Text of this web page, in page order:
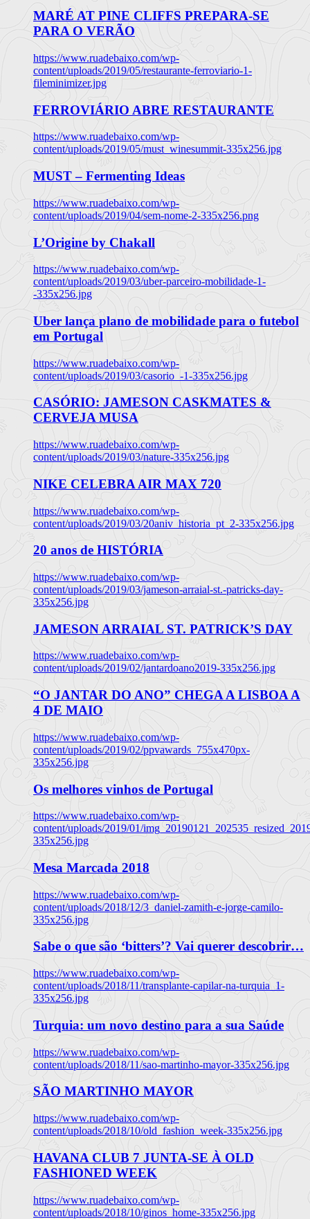
MARÉ AT PINE CLIFFS PREPARA-SE
PARA O VERÃO
https://www.ruadebaixo.com/wp-
content/uploads/2019/05/restaurante-ferroviario-1-
fileminimizer.jpg
FERROVIÁRIO ABRE RESTAURANTE
https://www.ruadebaixo.com/wp-
content/uploads/2019/05/must_winesummit-335x256.jpg
MUST – Fermenting Ideas
https://www.ruadebaixo.com/wp-
content/uploads/2019/04/sem-nome-2-335x256.png
L’Origine by Chakall
https://www.ruadebaixo.com/wp-
content/uploads/2019/03/uber-parceiro-mobilidade-1-
-335x256.jpg
Uber lança plano de mobilidade para o futebol
em Portugal
https://www.ruadebaixo.com/wp-
content/uploads/2019/03/casorio_-1-335x256.jpg
CASÓRIO: JAMESON CASKMATES &
CERVEJA MUSA
https://www.ruadebaixo.com/wp-
content/uploads/2019/03/nature-335x256.jpg
NIKE CELEBRA AIR MAX 720
https://www.ruadebaixo.com/wp-
content/uploads/2019/03/20aniv_historia_pt_2-335x256.jpg
20 anos de HISTÓRIA
https://www.ruadebaixo.com/wp-
content/uploads/2019/03/jameson-arraial-st.-patricks-day-
335x256.jpg
JAMESON ARRAIAL ST. PATRICK’S DAY
https://www.ruadebaixo.com/wp-
content/uploads/2019/02/jantardoano2019-335x256.jpg
“O JANTAR DO ANO” CHEGA A LISBOA A
4 DE MAIO
https://www.ruadebaixo.com/wp-
content/uploads/2019/02/ppvawards_755x470px-
335x256.jpg
Os melhores vinhos de Portugal
https://www.ruadebaixo.com/wp-
content/uploads/2019/01/
335x256.jpg
Mesa Marcada 2018
https://www.ruadebaixo.com/wp-
content/uploads/2018/12/3_daniel-zamith-e-jorge-camilo-
335x256.jpg
Sabe o que são ‘bitters’? Vai querer descobrir…
https://www.ruadebaixo.com/wp-
content/uploads/2018/11/transplante-capilar-na-turquia_1-
335x256.jpg
Turquia: um novo destino para a sua Saúde
https://www.ruadebaixo.com/wp-
content/uploads/2018/11/sao-martinho-mayor-335x256.jpg
SÃO MARTINHO MAYOR
https://www.ruadebaixo.com/wp-
content/uploads/2018/10/old_fashion_week-335x256.jpg
HAVANA CLUB 7 JUNTA-SE À OLD
FASHIONED WEEK
https://www.ruadebaixo.com/wp-
content/uploads/2018/10/ginos_home-335x256.jpg